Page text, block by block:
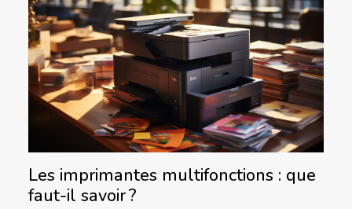
Les imprimantes multifonctions : que
faut-il savoir ?